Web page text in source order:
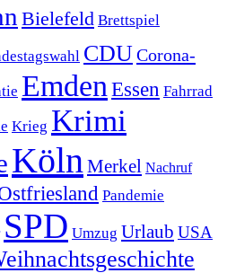
Bielefeld Brettspiel
CDUCorona-
Emden Essen Fahrrad
Krieg Krimi
Köln Merkel Nachruf
Pandemie
SPD Umzug Urlaub USA